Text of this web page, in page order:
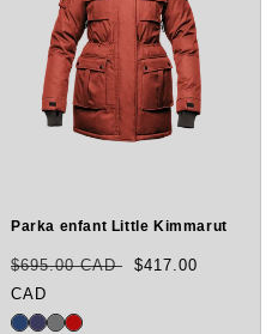
Parka enfant Little Kimmarut
Prix
habituel
$695.00 CAD
Translation
$417.00
CAD